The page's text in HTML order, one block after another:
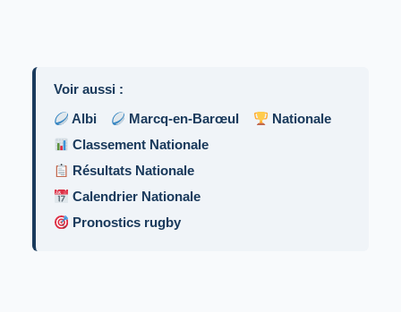
Voir aussi :
Albi Marcq-en-Barœul
Nationale
Classement Nationale
Résultats Nationale
Calendrier Nationale
Pronostics rugby